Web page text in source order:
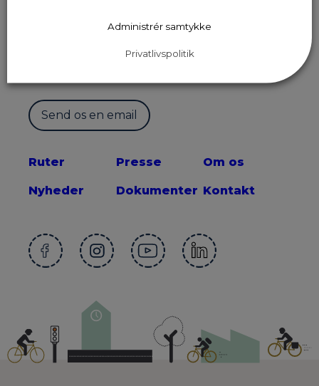
Islands Brygge 37, 5. sal
Send os en email
Ruter
Nyheder
Presse
Dokumenter
Om os
Kontakt
Administrér samtykke
Privatlivspolitik